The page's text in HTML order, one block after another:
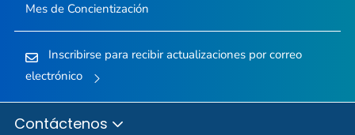
Mes de Concientización
Inscribirse para recibir actualizaciones por correo
electrónico
Contáctenos